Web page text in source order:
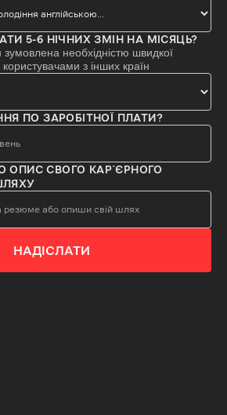
5-6 НІЧНИХ ЗМІН НА МІСЯЦЬ?
зумовлена необхідністю швидкої
з інших країн
ПО ЗАРОБІТНОЇ ПЛАТИ?
ОПИС СВОГО КАР`ЄРНОГО